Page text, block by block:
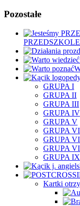
Pozostałe
GRUPA I
GRUPA II
GRUPA III
GRUPA IV
GRUPA V
GRUPA VI
GRUPA
GRUPA
GRUPA IX
Kartki